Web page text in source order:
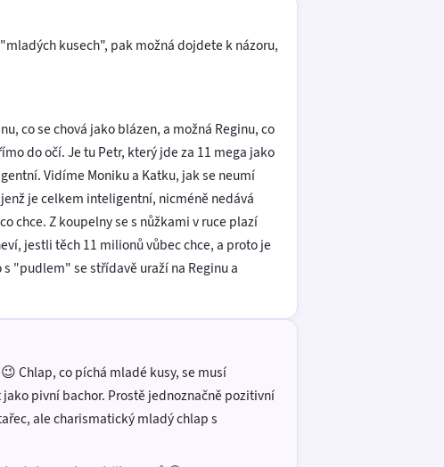
kusech", pak možná dojdete k názoru,
co se chová jako blázen, a možná Reginu, co
do očí. Je tu Petr, který jde za 11 mega jako
Vidíme Moniku a Katku, jak se neumí
je celkem inteligentní, nicméně nedává
chce. Z koupelny se s nůžkami v ruce plazí
jestli těch 11 milionů vůbec chce, a proto je
"pudlem" se střídavě uraží na Reginu a
Chlap, co píchá mladé kusy, se musí
pivní bachor. Prostě jednoznačně pozitivní
ale charismatický mladý chlap s